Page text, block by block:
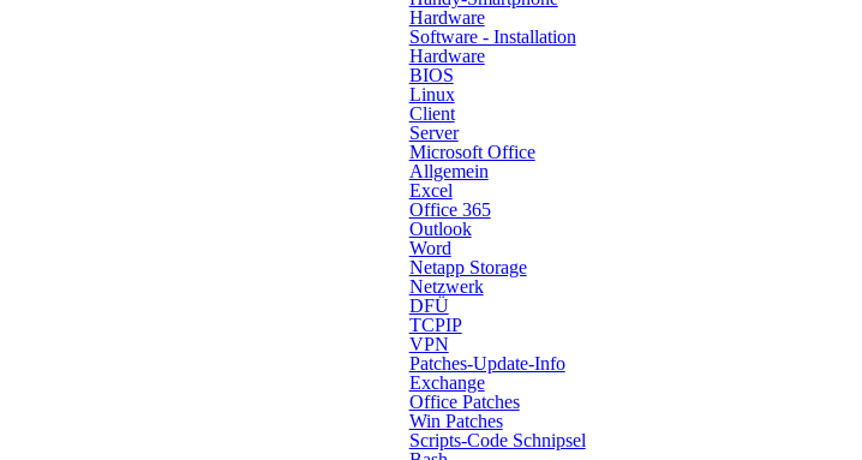
Hardware
Software - Installation
Hardware
BIOS
Linux
Client
Server
Microsoft Office
Allgemein
Excel
Office 365
Outlook
Word
Netapp Storage
Netzwerk
DFÜ
TCPIP
VPN
Patches-Update-Info
Exchange
Office Patches
Win Patches
Scripts-Code Schnipsel